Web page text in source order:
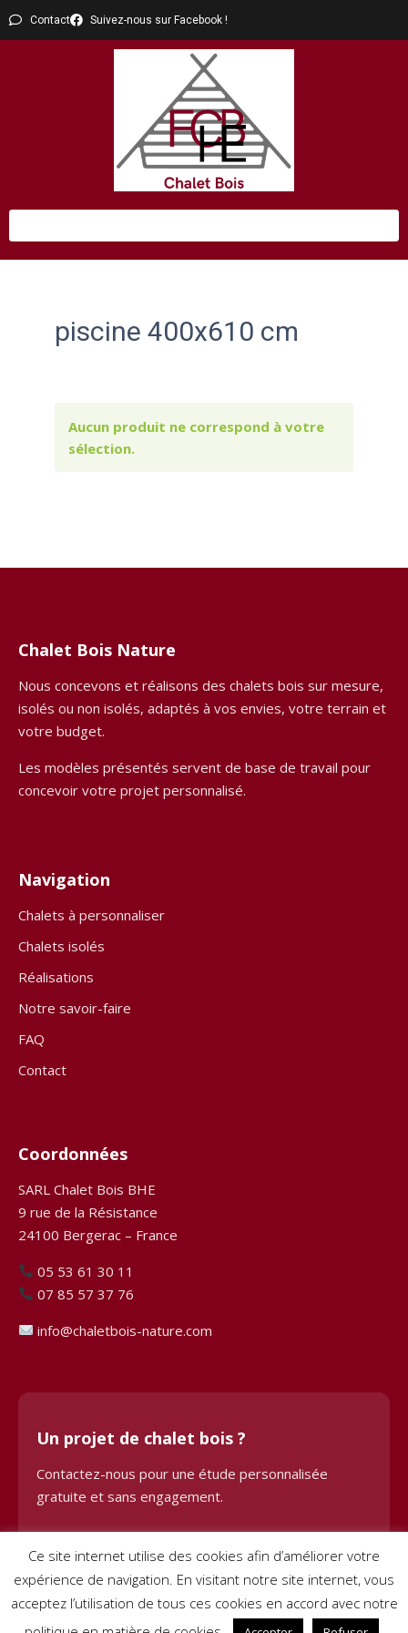
Contact Suivez-nous sur Facebook !
piscine 400x610 cm
Aucun produit ne correspond à votre
sélection.
Chalet Bois Nature
Nous concevons et réalisons des chalets bois sur mesure,
isolés ou non isolés, adaptés à vos envies, votre terrain et
votre budget.
Les modèles présentés servent de base de travail pour
concevoir votre projet personnalisé.
Navigation
Chalets à personnaliser
Chalets isolés
Réalisations
Notre savoir-faire
FAQ
Contact
Coordonnées
SARL Chalet Bois BHE
9 rue de la Résistance
24100 Bergerac – France
05 53 61 30 11
07 85 57 37 76
info@chaletbois-nature.com
Un projet de chalet bois ?
Contactez-nous pour une étude personnalisée
gratuite et sans engagement.
Demander une étude
Ce site internet utilise des cookies afin d’améliorer votre
expérience de navigation. En visitant notre site internet, vous
acceptez l’utilisation de tous ces cookies en accord avec notre